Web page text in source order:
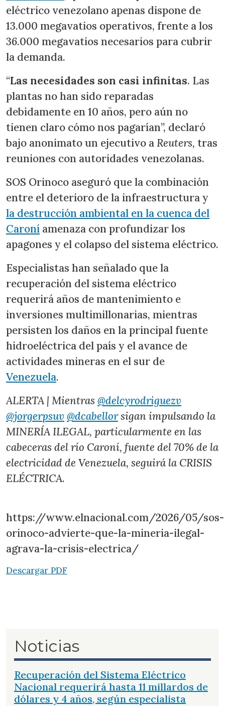
eléctrico venezolano apenas dispone de
13.000 megavatios operativos, frente a los
36.000 megavatios necesarios para cubrir
la demanda.
“Las necesidades son casi infinitas. Las
plantas no han sido reparadas
debidamente en 10 años, pero aún no
tienen claro cómo nos pagarían”, declaró
bajo anonimato un ejecutivo aReuters, tras
reuniones con autoridades venezolanas.
SOS Orinoco aseguró que la combinación
entre el deterioro de la infraestructura y
la destrucción ambiental en la cuenca del
Caroní amenaza con profundizar los
apagones y el colapso del sistema eléctrico.
Especialistas han señalado que la
recuperación del sistema eléctrico
requerirá años de mantenimiento e
inversiones multimillonarias, mientras
persisten los daños en la principal fuente
hidroeléctrica del país y el avance de
actividades mineras en el sur de
Venezuela.
ALERTA | Mientras @delcyrodriguezv
@jorgerpsuv @dcabellorsigan impulsando la
MINERÍA ILEGAL, particularmente en las
cabeceras del río Caroní, fuente del 70% de la
electricidad de Venezuela, seguirá la CRISIS
ELÉCTRICA.
https://www.elnacional.com/2026/05/sos-
orinoco-advierte-que-la-mineria-ilegal-
agrava-la-crisis-electrica/
Descargar PDF
Noticias
Recuperación del Sistema Eléctrico
Nacional requerirá hasta 11 millardos de
dólares y 4 años, según especialista